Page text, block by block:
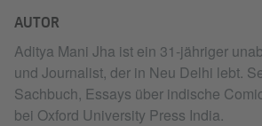
AUTOR
Aditya Mani Jha ist ein 31-jähriger
und Journalist, der in Neu Delhi lebt.
Sachbuch, Essays über indische
bei Oxford University Press India.